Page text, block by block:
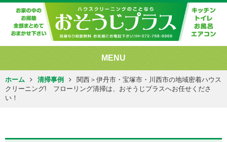
MENU
ホーム 清掃事例
関西＞伊丹市・宝塚市・川西市の地域密着ハウス
クリーニング! フローリング清掃は、おそうじプラスへお任せくださ
い！